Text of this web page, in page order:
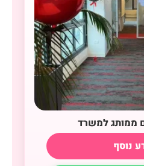
ממותג למשרד
נוסף